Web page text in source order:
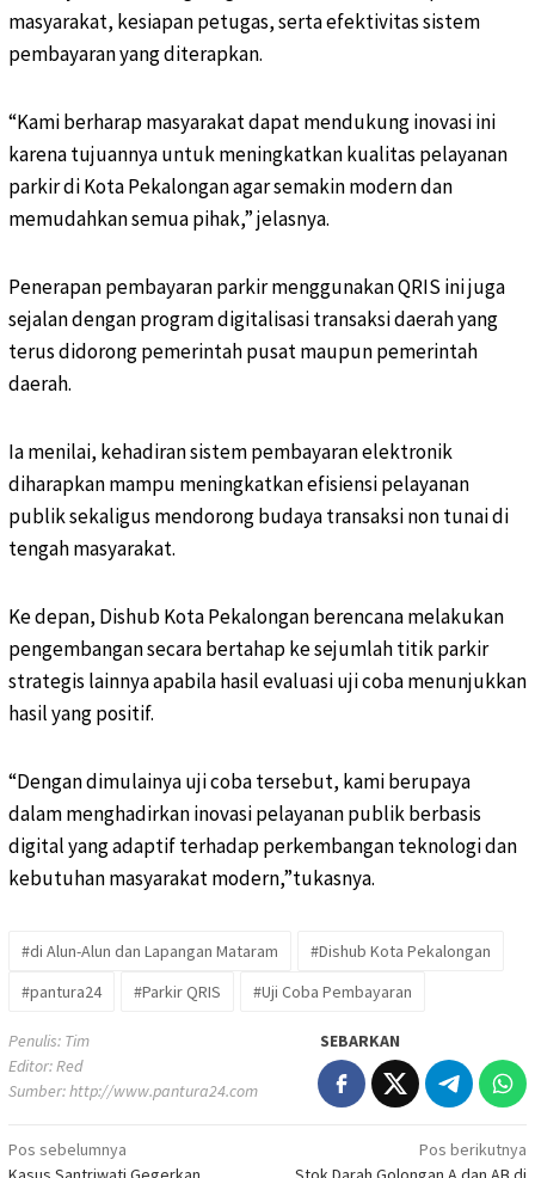
masyarakat, kesiapan petugas, serta efektivitas sistem
pembayaran yang diterapkan.
“Kami berharap masyarakat dapat mendukung inovasi ini
karena tujuannya untuk meningkatkan kualitas pelayanan
parkir di Kota Pekalongan agar semakin modern dan
memudahkan semua pihak,” jelasnya.
Penerapan pembayaran parkir menggunakan QRIS ini juga
sejalan dengan program digitalisasi transaksi daerah yang
terus didorong pemerintah pusat maupun pemerintah
daerah.
Ia menilai, kehadiran sistem pembayaran elektronik
diharapkan mampu meningkatkan efisiensi pelayanan
publik sekaligus mendorong budaya transaksi non tunai di
tengah masyarakat.
Ke depan, Dishub Kota Pekalongan berencana melakukan
pengembangan secara bertahap ke sejumlah titik parkir
strategis lainnya apabila hasil evaluasi uji coba menunjukkan
hasil yang positif.
“Dengan dimulainya uji coba tersebut, kami berupaya
dalam menghadirkan inovasi pelayanan publik berbasis
digital yang adaptif terhadap perkembangan teknologi dan
kebutuhan masyarakat modern,”tukasnya.
#di Alun-Alun dan Lapangan Mataram
#Dishub Kota Pekalongan
#pantura24
#Parkir QRIS #Uji Coba Pembayaran
Penulis: Tim
Editor: Red
Sumber:http://www.pantura24.com
SEBARKAN
Navigasi
Pos sebelumnya
Pos berikutnya